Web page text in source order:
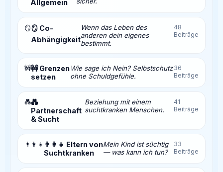
Allgemein
🪞🪞 Co-
Abhängigkeit
Wenn das Leben des
anderen dein eigenes
bestimmt.
48
Beiträge
🚧🚧 Grenzen
setzen
Wie sage ich Nein? Selbstschutz
ohne Schuldgefühle.
36
Beiträge
💑💑
Partnerschaft
& Sucht
Beziehung mit einem
suchtkranken Menschen.
41
Beiträge
👨‍👩‍👧 👨‍👩‍👧 Eltern von
Suchtkranken
Mein Kind ist süchtig
— was kann ich tun?
33
Beiträge